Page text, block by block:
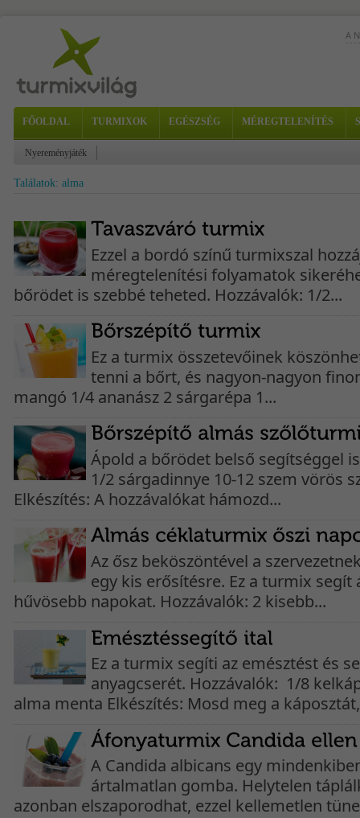
A
FŐOLDAL TURMIXOK EGÉSZSÉG MÉREGTELENÍTÉS
Nyereményjáték
Találatok: alma
Ezzel a bordó színű turmixszal
méregtelenítési folyamatok
bőrödet is szebbé teheted. Hozzávalók: 1/2...
Ez a turmix összetevőinek
tenni a bőrt, és nagyon-nagyon
mangó 1/4 ananász 2 sárgarépa 1...
Ápold a bőrödet belső segítséggel
1/2 sárgadinnye 10-12 szem vörös
Elkészítés: A hozzávalókat hámozd...
Az ősz beköszöntével a
egy kis erősítésre. Ez a turmix segít
hűvösebb napokat. Hozzávalók: 2 kisebb...
Ez a turmix segíti az emésztést és
anyagcserét. Hozzávalók: 1/8
alma menta Elkészítés: Mosd meg a
A Candida albicans egy
ártalmatlan gomba. Helytelen
azonban elszaporodhat, ezzel kellemetlen